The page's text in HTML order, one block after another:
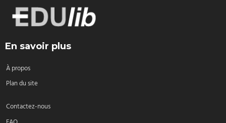
En savoir plus
À propos
Plan du site
Contactez-nous